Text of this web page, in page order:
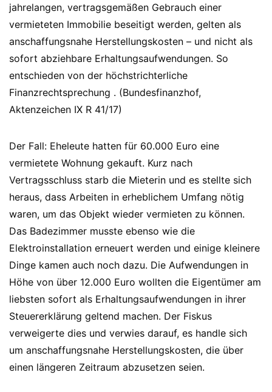
jahrelangen, vertragsgemäßen Gebrauch einer
vermieteten Immobilie beseitigt werden, gelten als
anschaffungsnahe Herstellungskosten – und nicht als
sofort abziehbare Erhaltungsaufwendungen. So
entschieden von der höchstrichterliche
Finanzrechtsprechung . (Bundesfinanzhof,
Aktenzeichen IX R 41/17)
Der Fall: Eheleute hatten für 60.000 Euro eine
vermietete Wohnung gekauft. Kurz nach
Vertragsschluss starb die Mieterin und es stellte sich
heraus, dass Arbeiten in erheblichem Umfang nötig
waren, um das Objekt wieder vermieten zu können.
Das Badezimmer musste ebenso wie die
Elektroinstallation erneuert werden und einige kleinere
Dinge kamen auch noch dazu. Die Aufwendungen in
Höhe von über 12.000 Euro wollten die Eigentümer am
liebsten sofort als Erhaltungsaufwendungen in ihrer
Steuererklärung geltend machen. Der Fiskus
verweigerte dies und verwies darauf, es handle sich
um anschaffungsnahe Herstellungskosten, die über
einen längeren Zeitraum abzusetzen seien.